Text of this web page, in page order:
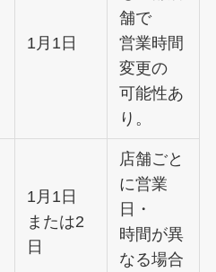
1月1日
舗で
営業時間
変更の
可能性あ
り。
1月1日
または2
日
店舗ごと
に営業
日・
時間が異
なる場合